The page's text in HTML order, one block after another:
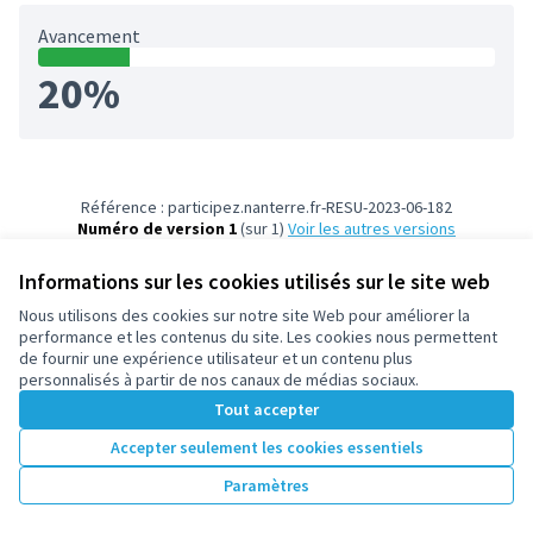
Informations sur les cookies utilisés sur le site web
Nous utilisons des cookies sur notre site Web pour améliorer la
performance et les contenus du site. Les cookies nous permettent
de fournir une expérience utilisateur et un contenu plus
personnalisés à partir de nos canaux de médias sociaux.
Tout accepter
Accepter seulement les cookies essentiels
Paramètres
Avancement
20%
Référence : participez.nanterre.fr-RESU-2023-06-182
Numéro de version 1(sur 1) voir les autres versions
Conditions d'utilisation
Paramètres des cookies
participez.nanterre.fr sur X
(Lien externe)
participez.nanterre.fr sur Facebook
participez.nanterre.fr sur Instagram
participez.nanterre.fr sur YouTube
(Lien externe)
participez.nanterre.fr sur GitHub
(Lien externe)
Site réalisé grâce aulogiciel libre Decidim .
Licence
(Lien